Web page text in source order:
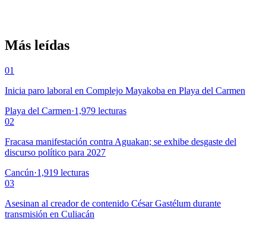
Más leídas
01
Inicia paro laboral en Complejo Mayakoba en Playa del Carmen
Playa del Carmen·1,979 lecturas
02
Fracasa manifestación contra Aguakan; se exhibe desgaste del
discurso político para 2027
Cancún·1,919 lecturas
03
Asesinan al creador de contenido César Gastélum durante
transmisión en Culiacán